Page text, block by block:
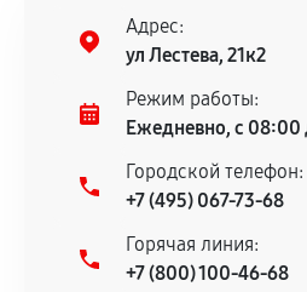
Адрес:
ул Лестева, 21к2
Режим работы:
Ежедневно, с 08:00
Городской телефон:
+7 (495) 067-73-68
Горячая линия:
+7 (800) 100-46-68